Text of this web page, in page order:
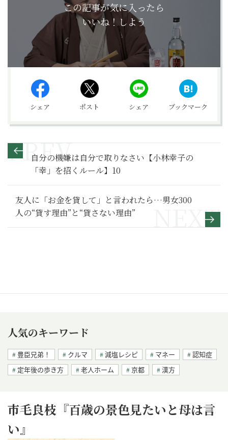
この記事が気に入ったら
いいね！しよう
シェア ポスト シェア ブックマーク
自分の機嫌は自分で取りなさい【小林幸子の
「幸」を招くルール】10
友人に「お金を貸して」と言われたら…男女300
人の“貸す理由”と“貸さない理由”
人気のキーワード
豊臣兄弟！ クルマ 減塩レシピ マネー
認知症
定年後の歩き方
老人ホーム 京都 漢方
市毛良枝『百歳の景色見たいと母は言
い』